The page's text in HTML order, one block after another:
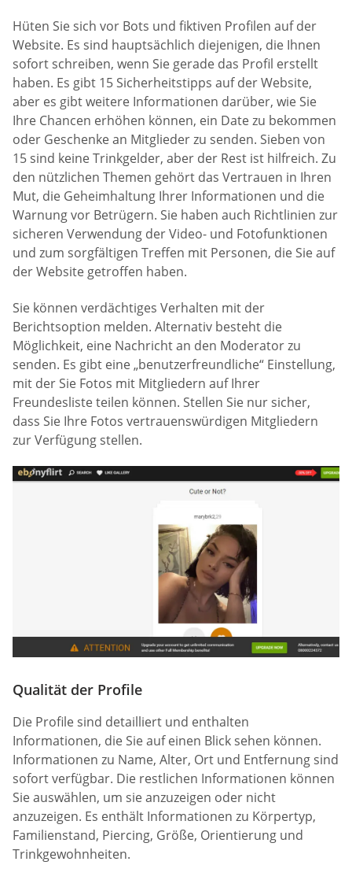
Hüten Sie sich vor Bots und fiktiven Profilen auf der
Website. Es sind hauptsächlich diejenigen, die Ihnen
sofort schreiben, wenn Sie gerade das Profil erstellt
haben. Es gibt 15 Sicherheitstipps auf der Website,
aber es gibt weitere Informationen darüber, wie Sie
Ihre Chancen erhöhen können, ein Date zu bekommen
oder Geschenke an Mitglieder zu senden. Sieben von
15 sind keine Trinkgelder, aber der Rest ist hilfreich. Zu
den nützlichen Themen gehört das Vertrauen in Ihren
Mut, die Geheimhaltung Ihrer Informationen und die
Warnung vor Betrügern. Sie haben auch Richtlinien zur
sicheren Verwendung der Video- und Fotofunktionen
und zum sorgfältigen Treffen mit Personen, die Sie auf
der Website getroffen haben.
Sie können verdächtiges Verhalten mit der
Berichtsoption melden. Alternativ besteht die
Möglichkeit, eine Nachricht an den Moderator zu
senden. Es gibt eine „benutzerfreundliche“ Einstellung,
mit der Sie Fotos mit Mitgliedern auf Ihrer
Freundesliste teilen können. Stellen Sie nur sicher,
dass Sie Ihre Fotos vertrauenswürdigen Mitgliedern
zur Verfügung stellen.
Qualität der Profile
Die Profile sind detailliert und enthalten
Informationen, die Sie auf einen Blick sehen können.
Informationen zu Name, Alter, Ort und Entfernung sind
sofort verfügbar. Die restlichen Informationen können
Sie auswählen, um sie anzuzeigen oder nicht
anzuzeigen. Es enthält Informationen zu Körpertyp,
Familienstand, Piercing, Größe, Orientierung und
Trinkgewohnheiten.